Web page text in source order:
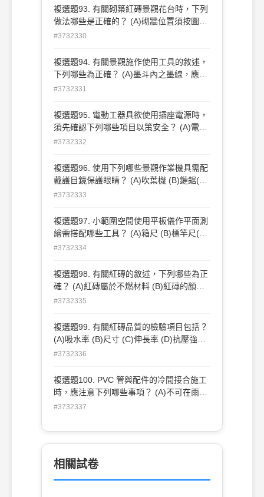
理，以增加舖面摩擦力 (D)表面植石工法可
營造各式圖案，增益舖面景觀視覺變化 。
複選題93. 有關砌築紅磚景觀花台時，下列
做法哪些是正確的？ (A)砌牆位置須按圖先
彈畫線於地上，並逐皮繪於尺規(皮數桿)上
及雜物 (C)確認所有管線開孔及埋設物的位
置 (D)磚塊砌築時應保持絕對乾燥 。
#3732330
複選題94. 有關景觀施作使用工具的敘述，
下列哪些為正確？ (A)墨斗內之墨線，應使
用棉線 (B)測定水平可使用平板儀 (C)檢測
圍水平定位利用水準儀最為簡便 。
#3732331
複選題95. 電動工器具欲使用插座電源時，
須先確認下列哪些項目以策安全？ (A)電壓
(B)電流負載 (C)電阻 (D)電容 。
#3732332
複選題96. 使用下列哪些景觀作業機具需配
戴護目鏡保護眼睛？ (A)吹葉機 (B)鏈鋸(C)
夯實機 (D)背負式割草機 。
#3732333
複選題97. 小範圍空間使用平板儀作平面測
繪需搭配哪些工具？ (A)箱尺 (B)標竿尺(C)
皮尺 (D)滾輪尺 。
#3732334
複選題98. 有關紅磚的敘述，下列哪些為正
確？ (A)紅磚屬於不燃材料 (B)紅磚的顏色
應一致且呈深紅色 (C)依中華民國國家標準
2 以上 (D)紅磚是以一般壤土燒製而成的 。
#3732335
複選題99. 有關紅磚品質的檢驗項目包括？
(A)吸水率 (B)尺寸 (C)伸長率 (D)抗壓強度
。
#3732336
複選題100. PVC 管與配件的冷間接合施工
時，應注意下列哪些事項？ (A)不可在雨中
或管體表面潮濕時施工 (B)接合部位要均勻
鬆手靜置，待其自然黏合 (D)插接後多餘之
膠合劑應擦拭乾淨 。
#3732337
相關試卷